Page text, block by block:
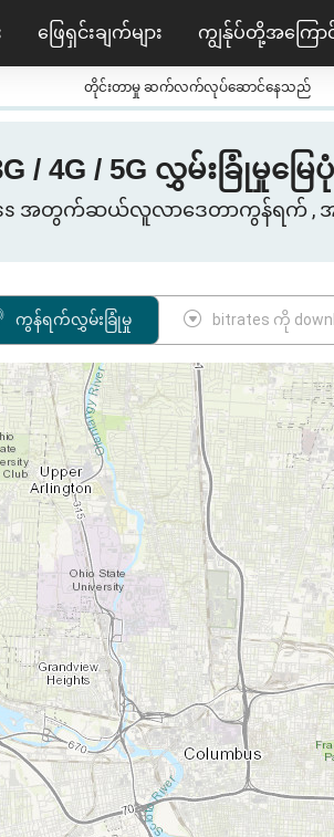
ဖြေရှင်းချက်များ ကျွန်ုပ်တို့အကြော
တိုင်းတာမှု ဆက်လက်လုပ်ဆောင်နေသည်
/ 4G / 5G လွှမ်းခြုံမှုမ
အတွက်ဆယ်လူလာဒေတာကွန်ရက် ,
ကွန်ရက်လွှမ်းခြုံမှု bitrates ကို